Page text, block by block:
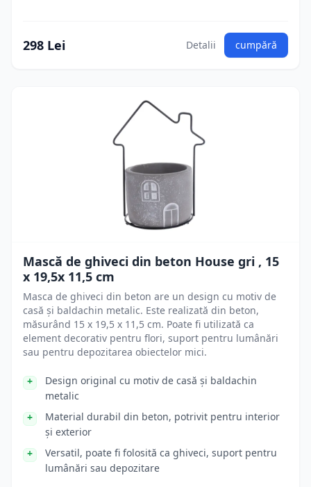
298 Lei Detalii cumpără
Mască de ghiveci din beton House gri , 15
x 19,5x 11,5 cm
Masca de ghiveci din beton are un design cu motiv de
casă și baldachin metalic. Este realizată din beton,
măsurând 15 x 19,5 x 11,5 cm. Poate fi utilizată ca
element decorativ pentru flori, suport pentru lumânări
sau pentru depozitarea obiectelor mici.
Design original cu motiv de casă și baldachin
metalic
Material durabil din beton, potrivit pentru interior
și exterior
Versatil, poate fi folosită ca ghiveci, suport pentru
lumânări sau depozitare